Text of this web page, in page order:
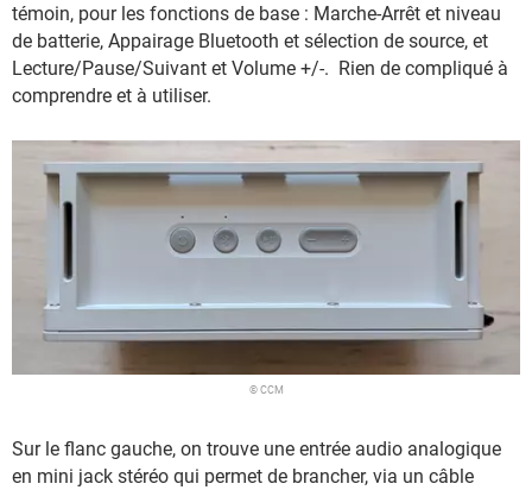
témoin, pour les fonctions de base : Marche-Arrêt et niveau
de batterie, Appairage Bluetooth et sélection de source, et
Lecture/Pause/Suivant et Volume +/-. Rien de compliqué à
comprendre et à utiliser.
© CCM
Sur le flanc gauche, on trouve une entrée audio analogique
en mini jack stéréo qui permet de brancher, via un câble